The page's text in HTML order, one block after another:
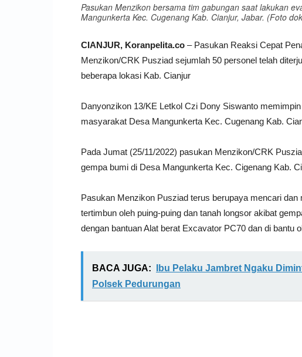
Pasukan Menzikon bersama tim gabungan saat lakukan
Mangunkerta Kec. Cugenang Kab. Cianjur, Jabar. (Foto
CIANJUR, Koranpelita.co – Pasukan Reaksi Cepat
Menzikon/CRK Pusziad sejumlah 50 personel telah
beberapa lokasi Kab. Cianjur
Danyonzikon 13/KE Letkol Czi Dony Siswanto
masyarakat Desa Mangunkerta Kec. Cugenang Kab.
Pada Jumat (25/11/2022) pasukan Menzikon/CRK
gempa bumi di Desa Mangunkerta Kec. Cigenang Kab.
Pasukan Menzikon Pusziad terus berupaya mencari
tertimbun oleh puing-puing dan tanah longsor akibat
dengan bantuan Alat berat Excavator PC70 dan di bantu
BACA JUGA:
Ibu Pelaku Jambret Ngaku
Polsek Pedurungan